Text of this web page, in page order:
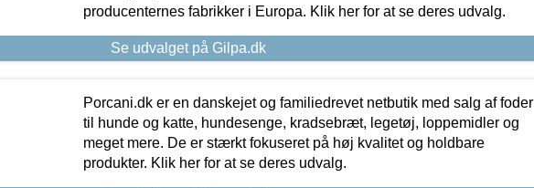
producenternes fabrikker i Europa. Klik her for at se deres udvalg.
Se udvalget på Gilpa.dk
Porcani.dk er en danskejet og familiedrevet netbutik med salg af foder
til hunde og katte, hundesenge, kradsebræt, legetøj, loppemidler og
meget mere. De er stærkt fokuseret på høj kvalitet og holdbare
produkter. Klik her for at se deres udvalg.